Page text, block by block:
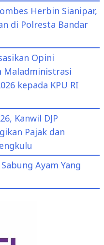
Herbin Sianipar,
di Polresta Bandar
Opini
Maladministrasi
kepada KPU RI
Kanwil DJP
Pajak dan
Ayam Yang